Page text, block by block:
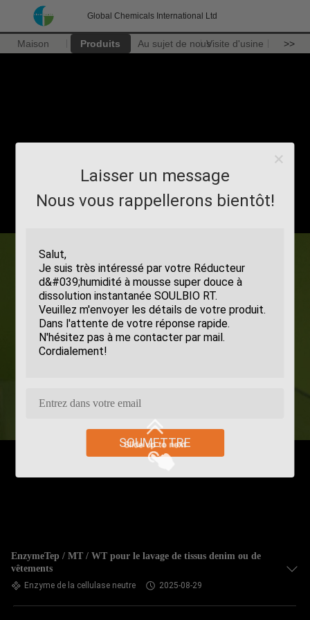
Global Chemicals International Ltd
Maison Produits Au sujet de nousVisite d'usine >>
Laisser un message
Nous vous rappellerons bientôt!
SOUMETTRE
EnzymeTep / MT / WT pour le lavage de tissus denim ou de
vêtements
Enzyme de la cellulase neutre 2025-08-29